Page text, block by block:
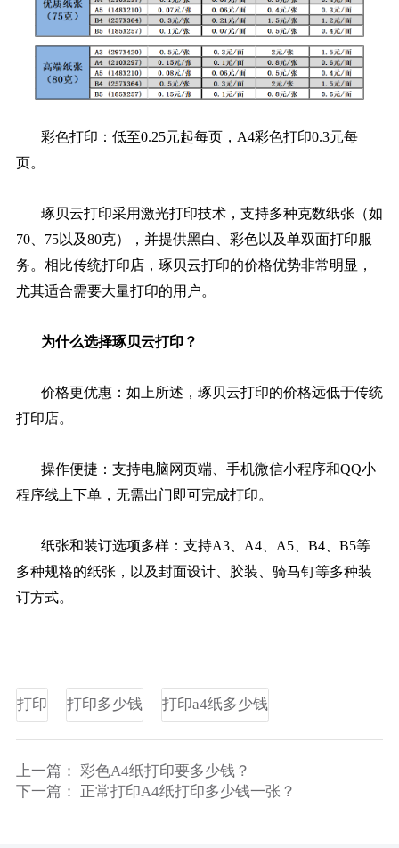
彩色打印：低至0.25元起每页，A4彩色打印0.3元每
页。
琢贝云打印采用激光打印技术，支持多种克数纸张（如
70、75以及80克），并提供黑白、彩色以及单双面打印服
务。相比传统打印店，琢贝云打印的价格优势非常明显，
尤其适合需要大量打印的用户。
为什么选择琢贝云打印？
价格更优惠：如上所述，琢贝云打印的价格远低于传统
打印店。
操作便捷：支持电脑网页端、手机微信小程序和QQ小
程序线上下单，无需出门即可完成打印。
纸张和装订选项多样：支持A3、A4、A5、B4、B5等
多种规格的纸张，以及封面设计、胶装、骑马钉等多种装
订方式。
打印 打印多少钱 打印a4纸多少钱
上一篇： 彩色A4纸打印要多少钱？
下一篇：
正常打印A4纸打印多少钱一张？